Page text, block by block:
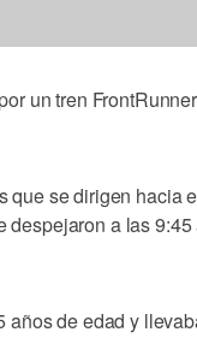
un tren
que se dirigen hacia
despejaron a las 9:45
años de edad y